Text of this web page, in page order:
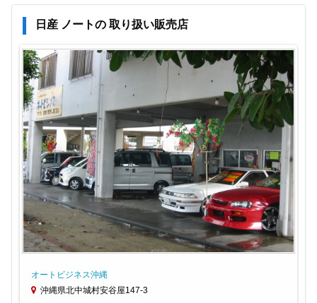
日産 ノートの 取り扱い販売店
オートビジネス沖縄
沖縄県北中城村安谷屋147-3